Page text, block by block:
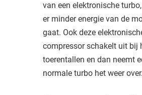
van een elektronische
er minder energie van de
gaat. Ook deze
compressor schakelt uit bij
toerentallen en dan neemt
normale turbo het weer over.